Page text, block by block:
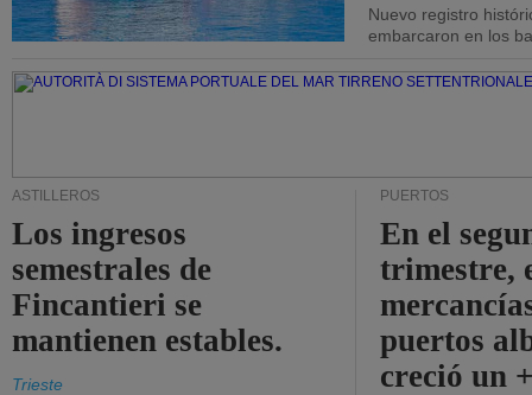
Nuevo registro
embarcaron en los
ASTILLEROS
Los ingresos
semestrales de
Fincantieri se
mantienen estables.
Trieste
PUERTOS
En el
trimestre,
puertos
creció un